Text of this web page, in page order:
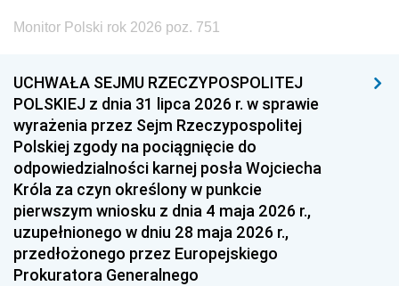
Monitor Polski rok 2026 poz. 751
UCHWAŁA SEJMU RZECZYPOSPOLITEJ
POLSKIEJ z dnia 31 lipca 2026 r. w sprawie
wyrażenia przez Sejm Rzeczypospolitej
Polskiej zgody na pociągnięcie do
odpowiedzialności karnej posła Wojciecha
Króla za czyn określony w punkcie
pierwszym wniosku z dnia 4 maja 2026 r.,
uzupełnionego w dniu 28 maja 2026 r.,
przedłożonego przez Europejskiego
Prokuratora Generalnego